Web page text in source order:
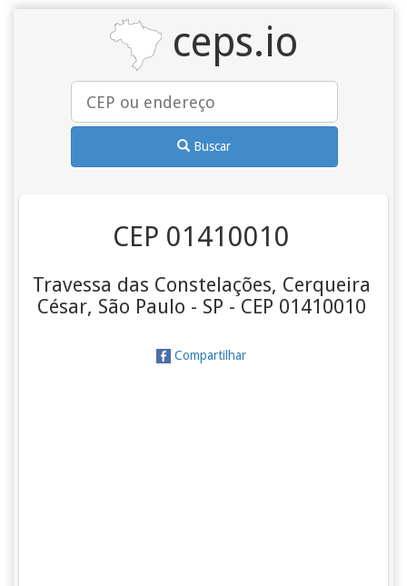
ceps.io
Buscar
CEP 01410010
Travessa das Constelações, Cerqueira
César, São Paulo - SP - CEP 01410010
Compartilhar